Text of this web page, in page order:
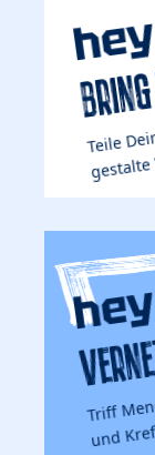
Teile
Triff
und